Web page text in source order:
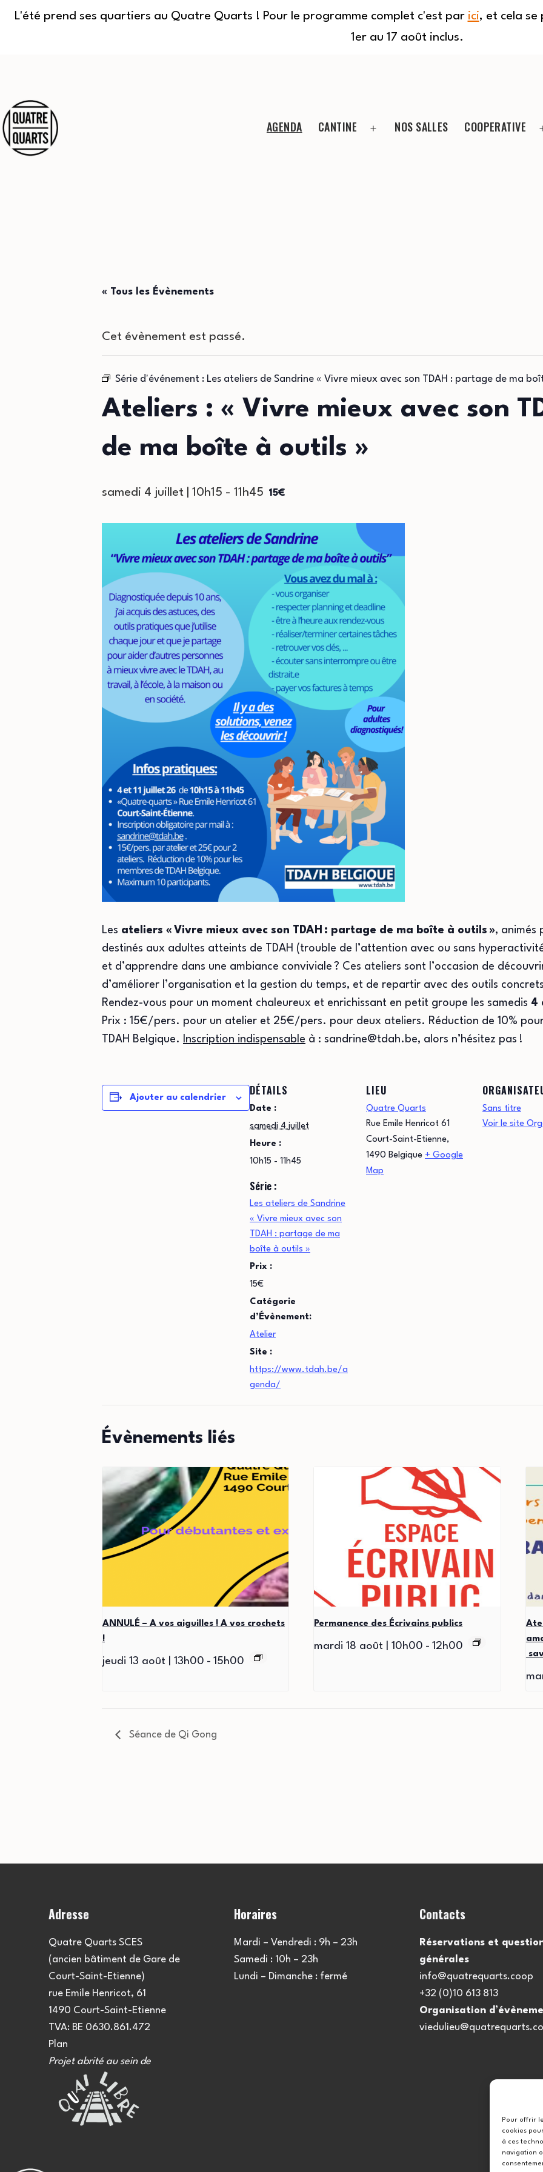
L'été prend ses quartiers au Quatre Quarts ! Pour le programme complet c'est par ici, et cela se
1er au 17 août inclus.
Pour offrir
cookies
à ces
navigation
contenu
AGENDA CANTINE NOS SALLES COOPERATIVE
« Tous les Évènements
Cet évènement est passé.
Série d'événement : Les ateliers de Sandrine « Vivre mieux avec son TDAH : partage de ma
Ateliers : « Vivre mieux avec son
de ma boîte à outils »
samedi 4 juillet | 10h15 - 11h45 15€
Les ateliers « Vivre mieux avec son TDAH : partage de ma boîte à outils », animés
destinés aux adultes atteints de TDAH (trouble de l’attention avec ou sans
et d’apprendre dans une ambiance conviviale ? Ces ateliers sont l’occasion de
d’améliorer l’organisation et la gestion du temps, et de repartir avec des outils
Rendez-vous pour un moment chaleureux et enrichissant en petit groupe les samedis 4
Prix : 15€/pers. pour un atelier et 25€/pers. pour deux ateliers. Réduction de 10% pour
TDAH Belgique.
Inscription indispensable à : sandrine@tdah.be, alors n’hésitez pas !
Ajouter au calendrier
DÉTAILS
Date :
samedi 4 juillet
Heure :
10h15 - 11h45
Série :
Les ateliers de Sandrine
« Vivre mieux avec son
TDAH : partage de ma
boîte à outils »
Prix :
15€
Catégorie
d’Évènement:
Atelier
Site :
https://www.tdah.be/a
genda/
LIEU
Quatre Quarts
Rue Emile Henricot 61
Court-Saint-Etienne,
1490 Belgique + Google
Map
Sans titre
Voir le site
Évènements liés
ANNULÉ – A vos aiguilles ! A vos crochets
!
jeudi 13 août | 13h00 - 15h00
Permanence des Écrivains publics
mardi 18 août | 10h00 - 12h00
Séance de Qi Gong
Adresse
Quatre Quarts SCES
(ancien bâtiment de Gare de
Court-Saint-Etienne)
rue Emile Henricot, 61
1490 Court-Saint-Etienne
TVA: BE 0630.861.472
Plan
Projet abrité au sein de
Horaires
Mardi – Vendredi : 9h – 23h
Samedi : 10h – 23h
Lundi – Dimanche : fermé
Contacts
Réservations et
générales
info@quatrequarts.coop
+32 (0)10 613 813
Organisation